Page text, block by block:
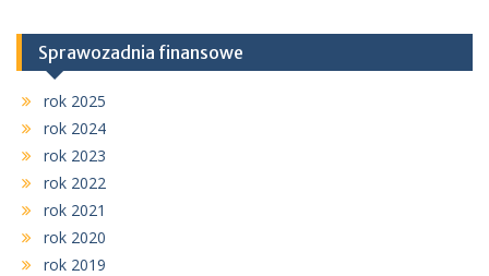
Sprawozadnia finansowe
rok 2025
rok 2024
rok 2023
rok 2022
rok 2021
rok 2020
rok 2019